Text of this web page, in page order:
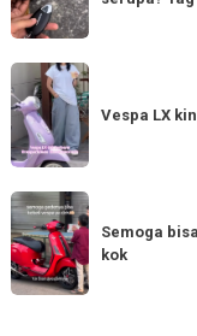
Harapan
Tahun
Baru
Punya
bestie
yang
Tag
Vespa
LX
kini
hadir
dengan
150cc
tiba
di
Vespa LX
Semoga
bisa
beli
Vespa
Semoga
kok